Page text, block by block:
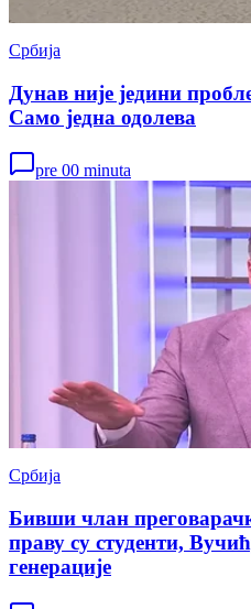
Србија
Дунав није једини
Само једна одолева
pre 00 minuta
Србија
Бивши члан
праву су студенти,
генерације